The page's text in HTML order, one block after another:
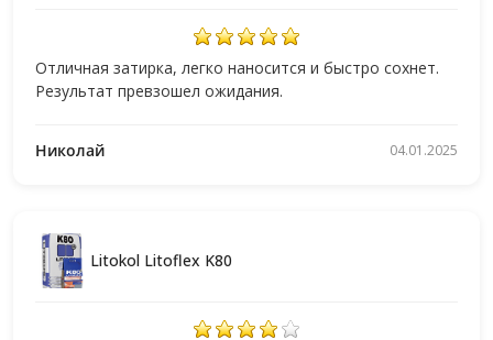
Отличная затирка, легко наносится и быстро сохнет.
Результат превзошел ожидания.
Николай 04.01.2025
Litokol Litoflex K80